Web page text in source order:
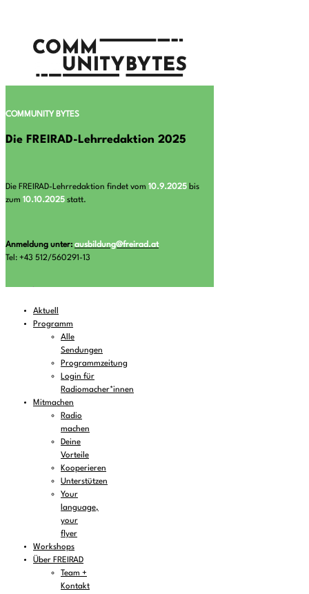
COMMUNITY BYTES
Die FREIRAD-Lehrredaktion 2025
Die FREIRAD-Lehrredaktion findet vom 10.9.2025 bis
zum 10.10.2025 statt.
Anmeldung unter: ausbildung@freirad.at
Tel: +43 512/560291-13
Aktuell
Programm
Alle
Sendungen
Programmzeitung
Login für
Radiomacher*innen
Mitmachen
Radio
machen
Deine
Vorteile
Kooperieren
Unterstützen
Your
language,
your
flyer
Workshops
Über FREIRAD
Team +
Kontakt